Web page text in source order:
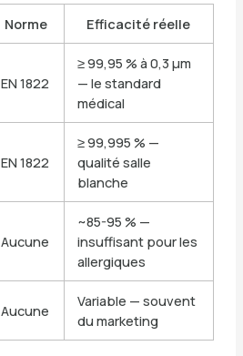
Norme Efficacité réelle
EN 1822
≥ 99,95 % à 0,3 µm
— le standard
médical
EN 1822
≥ 99,995 % —
qualité salle
blanche
Aucune
~85-95 % —
insuffisant pour les
allergiques
Aucune
Variable — souvent
du marketing